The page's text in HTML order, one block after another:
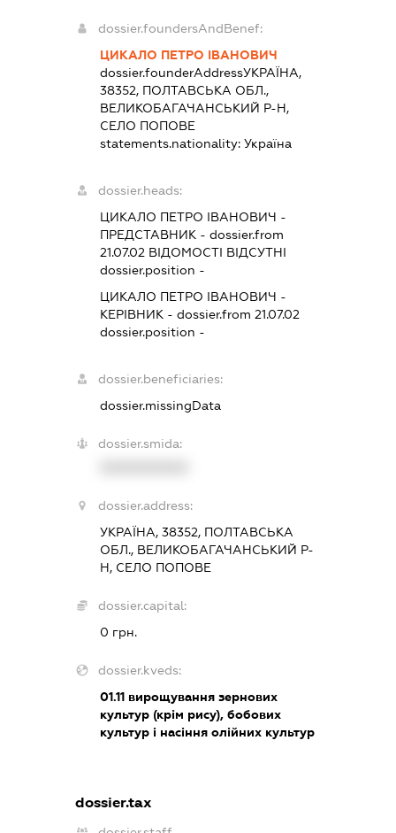
dossier.foundersAndBenef:
ЦИКАЛО ПЕТРО ІВАНОВИЧ
dossier.founderAddressУКРАЇНА,
38352, ПОЛТАВСЬКА ОБЛ.,
ВЕЛИКОБАГАЧАНСЬКИЙ Р-Н,
СЕЛО ПОПОВЕ
statements.nationality:Україна
dossier.heads:
ЦИКАЛО ПЕТРО ІВАНОВИЧ -
ПРЕДСТАВНИК - dossier.from
21.07.02 ВІДОМОСТІ ВІДСУТНІ
dossier.position -
ЦИКАЛО ПЕТРО ІВАНОВИЧ -
КЕРІВНИК - dossier.from 21.07.02
dossier.position -
dossier.beneficiaries:
dossier.missingData
dossier.smida:
dossier.address:
УКРАЇНА, 38352, ПОЛТАВСЬКА
ОБЛ., ВЕЛИКОБАГАЧАНСЬКИЙ Р-
Н, СЕЛО ПОПОВЕ
dossier.capital:
0 грн.
dossier.kveds:
01.11 вирощування зернових
культур (крім рису), бобових
культур і насіння олійних культур
dossier.tax